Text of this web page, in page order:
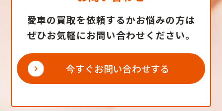
愛車の買取を依頼するかお悩みの方は
ぜひお気軽にお問い合わせください。
今すぐお問い合わせする